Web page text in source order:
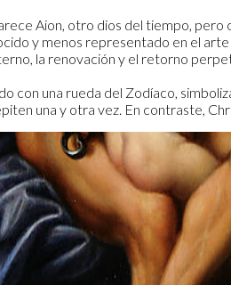
Aion, otro dios del tiempo,
y menos representado en el
la renovación y el retorno
con una rueda del Zodíaco,
una y otra vez. En contraste,